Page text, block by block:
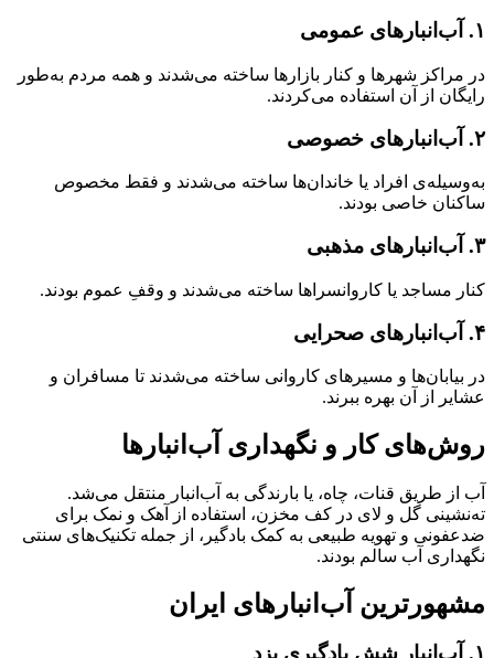
۱. آب‌انبارهای عمومی
در مراکز شهرها و کنار بازارها ساخته می‌شدند و همه مردم به‌طور
رایگان از آن استفاده می‌کردند.
۲. آب‌انبارهای خصوصی
به‌وسیله‌ی افراد یا خاندان‌ها ساخته می‌شدند و فقط مخصوص
ساکنان خاصی بودند.
۳. آب‌انبارهای مذهبی
کنار مساجد یا کاروانسراها ساخته می‌شدند و وقفِ عموم بودند.
۴. آب‌انبارهای صحرایی
در بیابان‌ها و مسیرهای کاروانی ساخته می‌شدند تا مسافران و
عشایر از آن بهره ببرند.
روش‌های کار و نگهداری آب‌انبارها
آب از طریق قنات، چاه، یا بارندگی به آب‌انبار منتقل می‌شد.
ته‌نشینی گل و لای در کف مخزن، استفاده از آهک و نمک برای
ضدعفونی و تهویه طبیعی به کمک بادگیر، از جمله تکنیک‌های سنتی
نگهداری آب سالم بودند.
مشهورترین آب‌انبارهای ایران
۱. آب‌انبار شش بادگیری یزد